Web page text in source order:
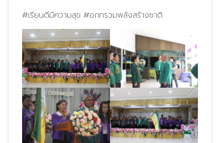
#เรียนดีมีความสุข #อกทรวมพลังสร้างชาติ